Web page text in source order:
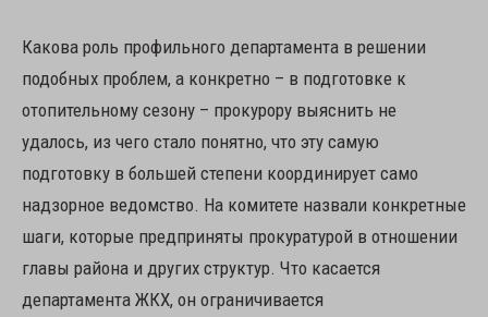
Какова роль профильного департамента в решении
подобных проблем, а конкретно – в подготовке к
отопительному сезону – прокурору выяснить не
удалось, из чего стало понятно, что эту самую
подготовку в большей степени координирует само
надзорное ведомство. На комитете назвали конкретные
шаги, которые предприняты прокуратурой в отношении
главы района и других структур. Что касается
департамента ЖКХ, он ограничивается